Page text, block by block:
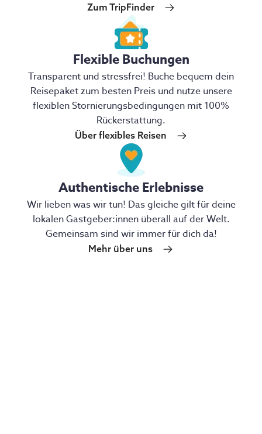
Zum TripFinder
Flexible Buchungen
Transparent und stressfrei! Buche bequem dein
Reisepaket zum besten Preis und nutze unsere
flexiblen Stornierungsbedingungen mit 100%
Rückerstattung.
Über flexibles Reisen
Authentische Erlebnisse
Wir lieben was wir tun! Das gleiche gilt für deine
lokalen Gastgeber:innen überall auf der Welt.
Gemeinsam sind wir immer für dich da!
Mehr über uns